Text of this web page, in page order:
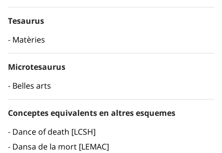
Tesaurus
Matèries
Microtesaurus
Belles arts
Conceptes equivalents en altres esquemes
Dance of death [LCSH]
Dansa de la mort [LEMAC]